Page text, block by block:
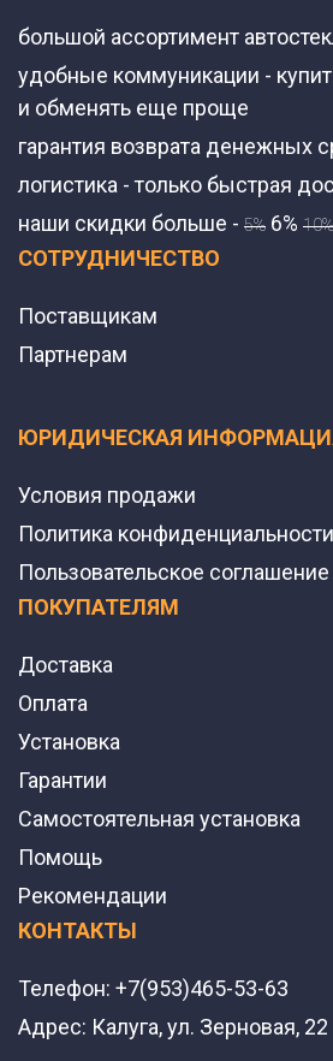
большой ассортимент
удобные коммуникации -
и обменять еще проще
гарантия возврата денежных
логистика - только быстрая
наши скидки больше - 5% 6% 10%
СОТРУДНИЧЕСТВО
Поставщикам
Партнерам
ЮРИДИЧЕСКАЯ
Условия продажи
Политика конфиденциальности
Пользовательское соглашение
ПОКУПАТЕЛЯМ
Доставка
Оплата
Установка
Гарантии
Самостоятельная установка
Помощь
Рекомендации
КОНТАКТЫ
Телефон: +7(953)465-53-63
Адрес: Калуга, ул. Зерновая,